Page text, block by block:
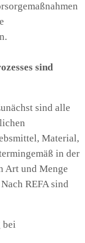
sind
sind alle
Material,
in der
Art und Menge
REFA sind
bei